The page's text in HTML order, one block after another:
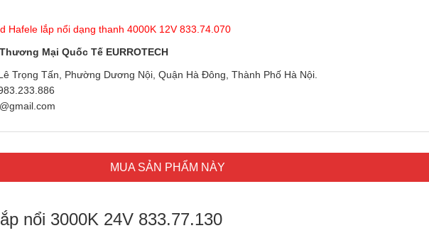
Hafele lắp nổi dạng thanh 4000K 12V 833.74.070
Mại Quốc Tế EURROTECH
Trọng Tấn, Phường Dương Nội, Quận Hà Đông, Thành Phố Hà Nội.
MUA SẢN PHẨM NÀY
nổi 3000K 24V 833.77.130